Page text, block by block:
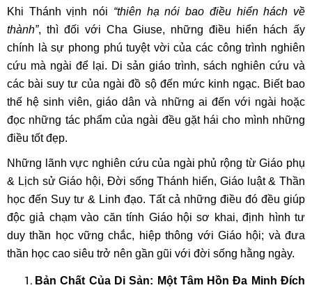
Khi Thánh vịnh nói “thiên hạ nói bao điều hiển hách về
thành”, thì đối với Cha Giuse, những điều hiển hách ấy
chính là sự phong phú tuyệt vời của các công trình nghiên
cứu mà ngài để lại. Di sản giáo trình, sách nghiên cứu và
các bài suy tư của ngài đồ sộ đến mức kinh ngạc. Biết bao
thế hệ sinh viên, giáo dân và những ai đến với ngài hoặc
đọc những tác phẩm của ngài đều gặt hái cho mình những
điều tốt đẹp.
Những lãnh vực nghiên cứu của ngài phủ rộng từ Giáo phụ
& Lịch sử Giáo hội, Đời sống Thánh hiến, Giáo luật & Thần
học đến Suy tư & Linh đạo. Tất cả những điều đó đều giúp
độc giả chạm vào căn tính Giáo hội sơ khai, định hình tư
duy thần học vững chắc, hiệp thông với Giáo hội; và đưa
thần học cao siêu trở nên gần gũi với đời sống hằng ngày.
Bản Chất Của Di Sản: Một Tâm Hồn Đa Minh Đích